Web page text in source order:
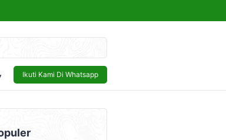
Ikuti Kami Di Whatsapp
Lowongan Kerja Tech and Gadget